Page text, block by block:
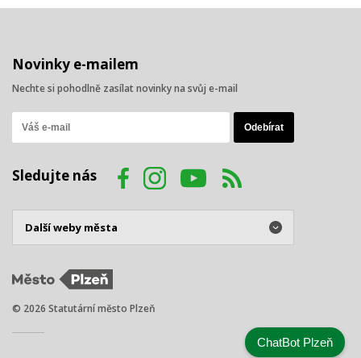
Novinky e-mailem
Nechte si pohodlně zasílat novinky na svůj e-mail
Sledujte nás
© 2026 Statutární město Plzeň
ChatBot Plzeň